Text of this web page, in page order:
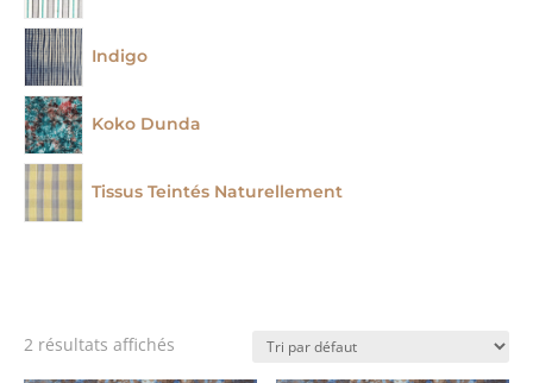
Indigo
Koko Dunda
Tissus Teintés Naturellement
2 résultats affichés